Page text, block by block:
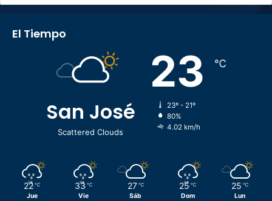
El Tiempo
San José
Scattered Clouds
23 ℃
23º - 21º
80%
4.02 km/h
22 ℃
Jue
33 ℃
Vie
27 ℃
Sáb
25 ℃
Dom
25 ℃
Lun